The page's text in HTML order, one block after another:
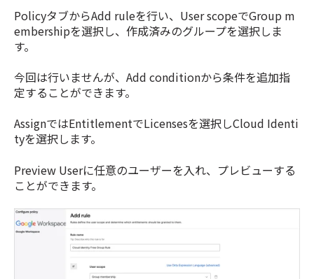
PolicyタブからAdd ruleを行い、User scopeでGroup m
embershipを選択し、作成済みのグループを選択しま
す。
今回は行いませんが、Add conditionから条件を追加指
定することができます。
AssignではEntitlementでLicensesを選択しCloud Identi
tyを選択します。
Preview Userに任意のユーザーを入れ、プレビューする
ことができます。